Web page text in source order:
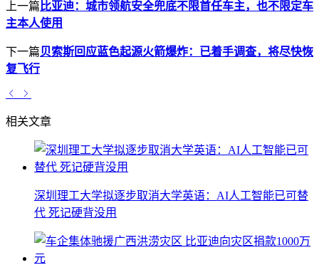
上一篇 比亚迪：城市领航安全兜底不限首任车主，也不限定车
主本人使用
下一篇贝索斯回应蓝色起源火箭爆炸：已着手调查，将尽快恢
复飞行
相关文章
深圳理工大学拟逐步取消大学英语：AI人工智能已可替
代 死记硬背没用